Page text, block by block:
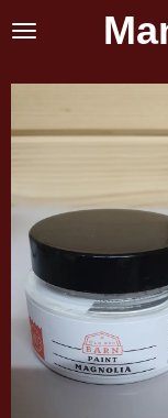
Ga
direct
hoofdinhoud